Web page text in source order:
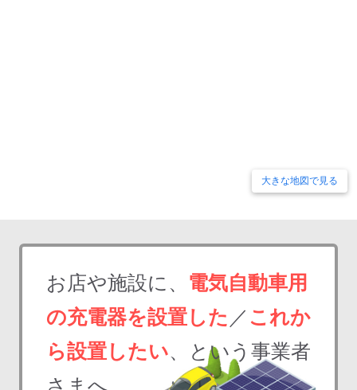
大きな地図で見る
お店や施設に、 電気自動車用
の充電器を設置した ／ これか
ら設置したい、という事業者
さまへ